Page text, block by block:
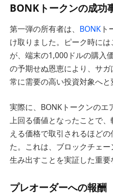
BONKトークンの成功
第一弾の所有者は、 BONK
け取りました。ピーク時に
が、端末の1,000ドルの購入
の予期せぬ恩恵により、サ
常に需要の高い投資対象へと
実際に、BONKトークンのエ
上回る価値となったことで
える価格で取引されるほど
た。これは、ブロックチェ
生み出すことを実証した重要
プレオーダーへの報酬